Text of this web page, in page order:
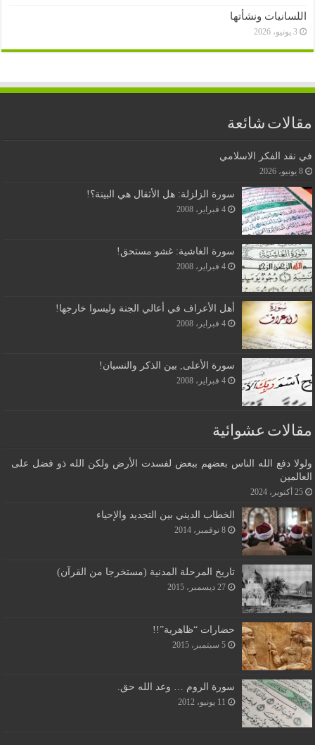
اللسانيات ونشأتها
3 يونيو، 2026
مقالات شائعة
في نقد الفكر الاسلامي
8 يونيو، 2026
سورة الزلزلة: هل الأثقال هي البينة؟!
4 فبراير، 2008
سورة الغاشية: غشو مستحق!
4 فبراير، 2008
أهل الأعراف في أعالي الجنة وليسوا خارجها!
4 فبراير، 2008
سورة الأعلى, بين الذكر والنسيان!
4 فبراير، 2008
مقالات عشوائية
ولولا دفع الله الناس بعضهم ببعض لفسدت الأرض ولكن الله ذو فضل على
العالمين
25 أكتوبر، 2024
الخطاب الديني بين التجديد والإحياء
8 نوفمبر، 2014
تاريخ المرحلة المدنية (مستخرجا من القرآن)
27 ديسمبر، 2015
حضارات “ظاهرية”!!
5 سبتمبر، 2015
سورة الروم … وعد الله حق.
11 يونيو، 2012